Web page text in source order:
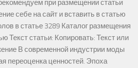
при размещении статьи
себе на сайт и вставить в статью
в статье 3289 Каталог размещения
Текст статьи: Копировать: Текст или
В современной индустрии моды
переоценка ценностей. Эпоха